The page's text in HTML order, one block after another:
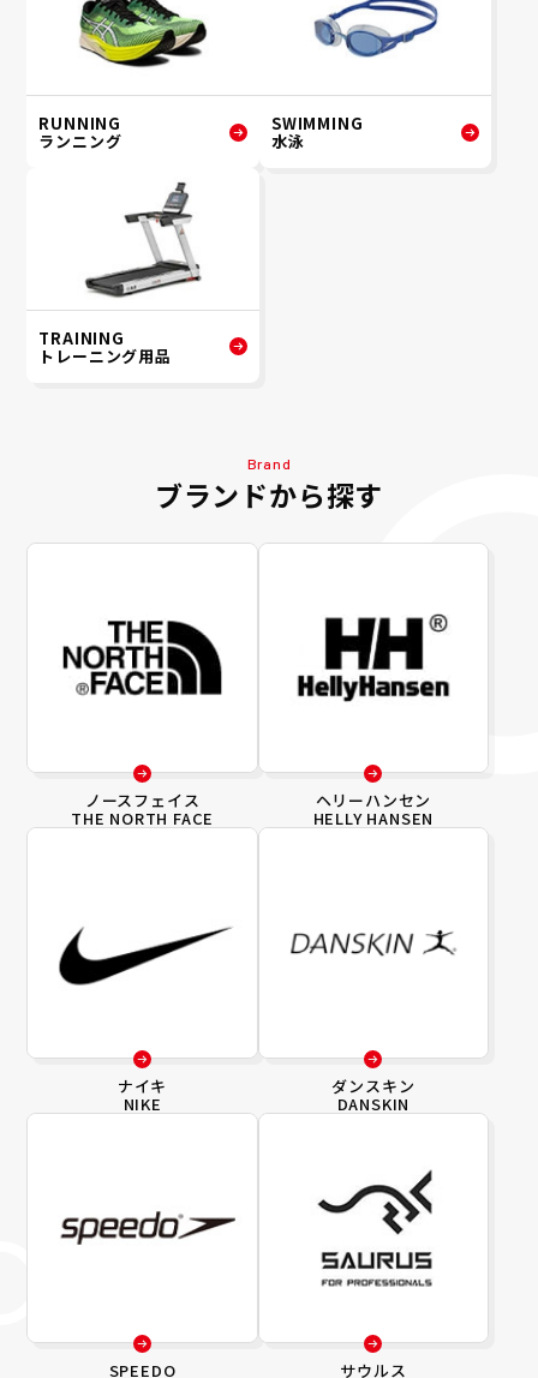
RUNNING
ランニング
SWIMMING
水泳
TRAINING
トレーニング用品
Brand
ブランドから探す
ノースフェイス
THE NORTH FACE
ヘリーハンセン
HELLY HANSEN
ナイキ
NIKE
ダンスキン
DANSKIN
SPEEDO サウルス